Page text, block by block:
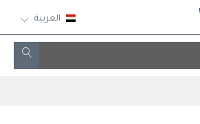
العربية